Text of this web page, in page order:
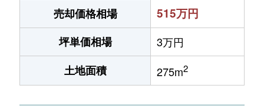
売却価格相場
515万円
坪単価相場
3万円
土地面積
275m2